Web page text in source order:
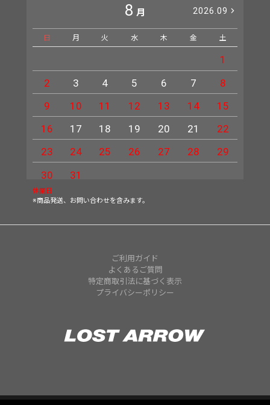
8 月 2026.09
日 月 火 水 木 金 土
1
2
3 4 5 6 7
8
9
10 11 12 13 14
15
16
17 18 19 20 21
22
23
24 25 26 27 28
29
30
31
休業日
※商品発送、お問い合わせを含みます。
ご利用ガイド
よくあるご質問
特定商取引法に基づく表示
プライバシーポリシー